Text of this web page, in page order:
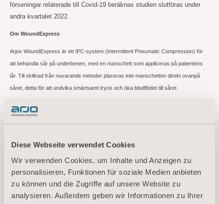
Diese Webseite verwendet Cookies
Wir verwenden Cookies, um Inhalte und Anzeigen zu
personalisieren, Funktionen für soziale Medien anbieten
zu können und die Zugriffe auf unsere Website zu
analysieren. Außerdem geben wir Informationen zu Ihrer
förseningar relaterade till Covid-19 beräknas studien slutföras under
andra kvartalet 2022.
Om WoundExpress
Arjos WoundExpress är ett IPC-system (Intermittent Pneumatic Compression) för
att behandla sår på underbenen, med en manschett som appliceras på patientens
lår. Till skillnad från nuvarande metoder placeras inte manschetten direkt ovanpå
såret, detta för att undvika smärtsamt tryck och öka blodflödet till såret.
Hittills har WoundExpress lanserats i Storbritannien, Irland, Sverige och Danmark –
med mycket positiv respons. Planer för lansering i andra större marknader är för
Läs mer om WoundExpress här:https://www.woundexpress.com/
1) NHS (2019); Wounds International (2015); Reeder et al. (2013); Guest et al. (2017); Corporate